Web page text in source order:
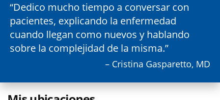
Dedico mucho tiempo a conversar con
pacientes, explicando la enfermedad
cuando llegan como nuevos y hablando
sobre la complejidad de la misma.
– Cristina Gasparetto, MD